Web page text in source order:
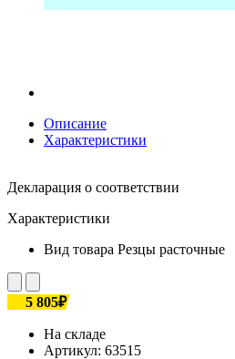
Описание
Характеристики
Декларация о соответствии
Характеристики
Вид товара Резцы расточные
5 805₽
На складе
Артикул: 63515